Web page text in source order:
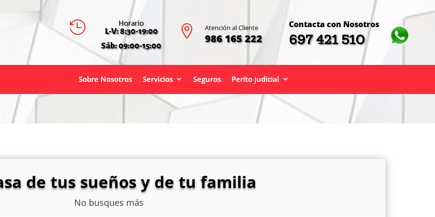
 Horario
L-V: 8:30-19:00
Sáb: 09:00-15:00
 Atención al Cliente
986 165 222
Contacta con Nosotros
697 421 510
Sobre Nosotros Servicios Seguros Perito judicial
de tus sueños y de tu familia
No busques más